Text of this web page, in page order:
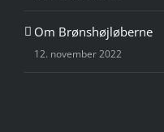
Om Brønshøjløberne
12. november 2022